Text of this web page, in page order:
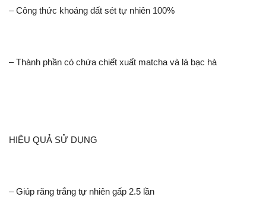
– Công thức khoáng đất sét tự nhiên 100%
– Thành phần có chứa chiết xuất matcha và lá bạc hà
HIỆU QUẢ SỬ DỤNG
– Giúp răng trắng tự nhiên gấp 2.5 lần